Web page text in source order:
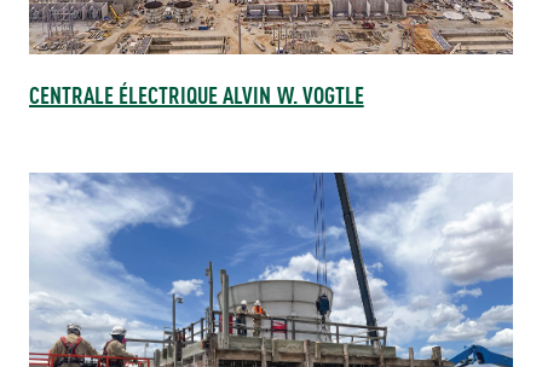
CENTRALE ÉLECTRIQUE ALVIN W. VOGTLE